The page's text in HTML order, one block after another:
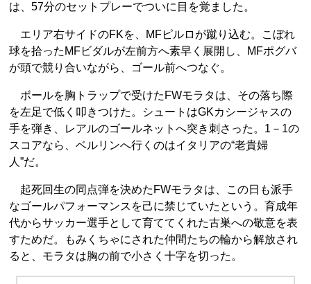
は、57分のセットプレーでついに目を覚ました。
エリア右サイドのFKを、MFピルロが蹴り込む。こぼれ
球を拾ったMFビダルが左前方へ素早く展開し、MFポグバ
が頭で競り合いながら、ゴール前へつなぐ。
ボールを胸トラップで受けたFWモラタは、その落ち際
を左足で低く叩きつけた。シュートはGKカシージャスの
手を弾き、レアルのゴールネットへ突き刺さった。1－1の
スコアなら、ベルリンへ行くのはイタリアの“老貴婦
人”だ。
起死回生の同点弾を決めたFWモラタは、この日も派手
なゴールパフォーマンスを己に禁じていたという。育成年
代からサッカー選手として育ててくれた古巣への敬意を表
すためだ。もみくちゃにされた仲間たちの輪から解放され
ると、モラタは胸の前で小さく十字を切った。